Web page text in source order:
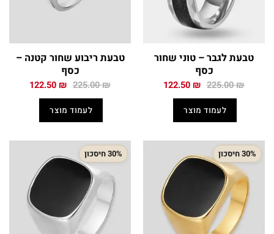
טבעת לגבר – טוני שחור
כסף
225.00₪ המחיר
225.00 ₪.
122.50 ₪ המחיר
לעמוד מוצר
טבעת ריבוע שחור קטנה –
כסף
225.00₪ המחיר
225.00 ₪.
122.50 ₪ המחיר
לעמוד מוצר
30% חיסכון 30% חיסכון